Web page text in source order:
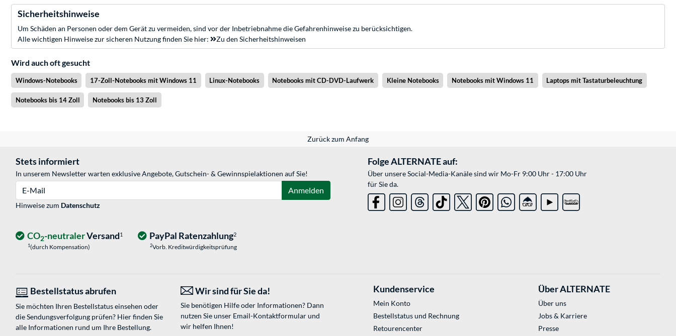
Sicherheitshinweise
Um Schäden an Personen oder dem Gerät zu vermeiden, sind vor der Inbetriebnahme die Gefahrenhinweise zu berücksichtigen.
Alle wichtigen Hinweise zur sicheren Nutzung finden Sie hier:
Zu den Sicherheitshinweisen
Wird auch oft gesucht
Windows-Notebooks 17-Zoll-Notebooks mit Windows 11 Linux-Notebooks Notebooks mit CD-DVD-Laufwerk Kleine Notebooks Notebooks mit Windows 11 Laptops mit Tastaturbeleuchtung
Notebooks bis 14 Zoll Notebooks bis 13 Zoll
Zurück zum Anfang
Stets informiert
In unserem Newsletter warten exklusive Angebote, Gutschein- & Gewinnspielaktionen auf Sie!
Anmelden
Hinweise zum Datenschutz
Folge ALTERNATE auf:
Über unsere Social-Media-Kanäle sind wir Mo-Fr 9:00 Uhr - 17:00 Uhr
für Sie da.
CO2-neutralerVersand1
1(durch Kompensation)
PayPal Ratenzahlung2
2Vorb. Kreditwürdigkeitsprüfung
Bestellstatus abrufen
Sie möchten Ihren Bestellstatus einsehen oder
die Sendungsverfolgung prüfen? Hier finden Sie
alle Informationen rund um Ihre Bestellung.
Wir sind für Sie da!
Sie benötigen Hilfe oder Informationen? Dann
nutzen Sie unser Email-Kontaktformularund
wir helfen Ihnen!
Kundenservice
Mein Konto
Bestellstatus und Rechnung
Retourencenter
Über ALTERNATE
Über uns
Jobs & Karriere
Presse